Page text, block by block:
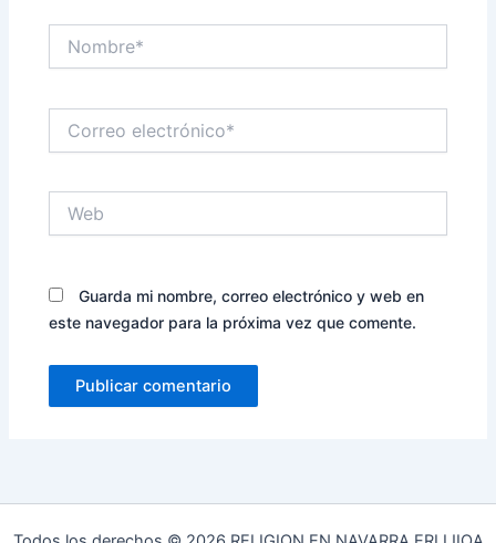
electrónico*
Guarda mi nombre, correo electrónico y web en
este navegador para la próxima vez que comente.